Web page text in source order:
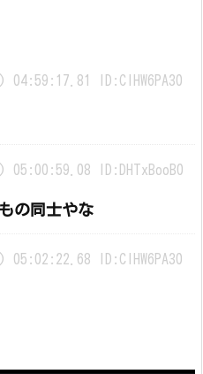
04:59:17.81 ID:ClHW6PA30
05:00:59.08 ID:DHTxBooB0
の同士やな
05:02:22.68 ID:ClHW6PA30